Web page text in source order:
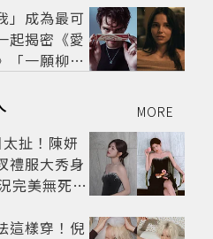
」成為最可
起揭密《愛
「一願柳」
MORE
扯！陳妍
禮服大秀身
完美無死角
這樣穿！倪